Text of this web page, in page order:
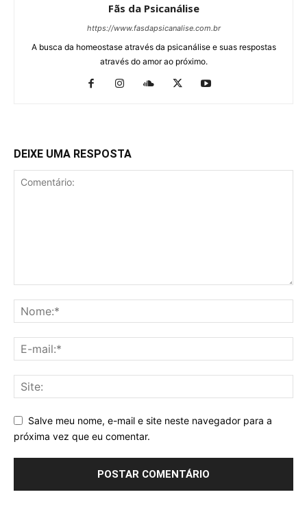
Fãs da Psicanálise
https://www.fasdapsicanalise.com.br
A busca da homeostase através da psicanálise e suas respostas
através do amor ao próximo.
DEIXE UMA RESPOSTA
Salve meu nome, e-mail e site neste navegador para a
próxima vez que eu comentar.